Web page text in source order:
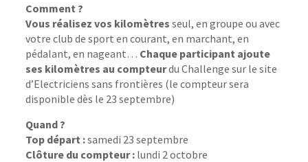
Comment ?
Vous réalisez vos kilomètres seul, en groupe ou avec
votre club de sport en courant, en marchant, en
pédalant, en nageant… Chaque participant ajoute
ses kilomètres au compteurdu Challenge sur le site
d’Electriciens sans frontières (le compteur sera
disponible dès le 23 septembre)
Quand ?
Top départ :samedi 23 septembre
Clôture du compteur : lundi 2 octobre